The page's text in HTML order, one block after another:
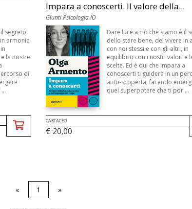
segreto
armonia
le nostre
di
Impara a conoscerti. Il valore della...
Giunti Psicologia.IO
Dare luce a ciò che siamo è il
dello stare bene, del vivere in
con noi stessi e con gli altri, in
equilibrio con i nostri valori e
scelte. Ed è qui che Impara a
conoscerti ti guiderà in un
auto-scoperta, facendo
quel superpotere che ti por ...
CARTACEO
€ 20,00
« 1 »